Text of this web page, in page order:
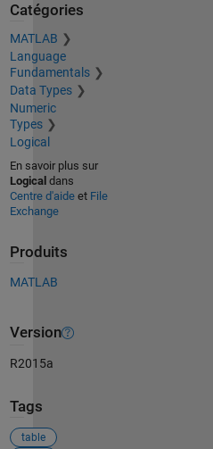
Catégories
MATLAB
Language
Fundamentals
Data Types
Numeric
Types
Logical
En savoir plus sur
Logical dans
Centre d'aideet File
Exchange
Produits
MATLAB
Version
R2015a
Tags
table